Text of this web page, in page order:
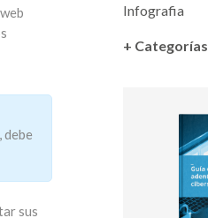
sus
Infografia
+ Categorías